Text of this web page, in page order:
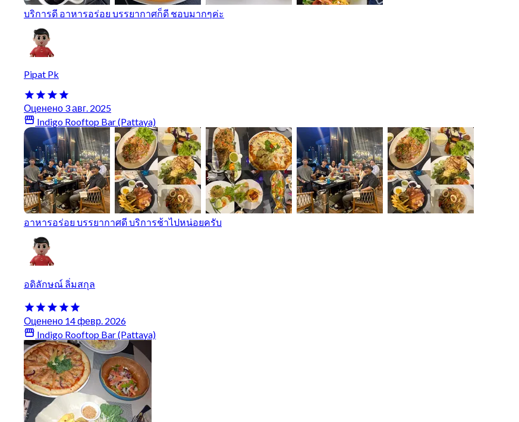
บริการดี อาหารอร่อย บรรยากาศก็ดี ชอบมากๆค่ะ
Pipat Pk
Оценено 3 авг. 2025
Indigo Rooftop Bar (Pattaya)
อาหารอร่อย บรรยากาศดี บริการช้าไปหน่อยครับ
อดิลักษณ์ ลิ่มสกุล
Оценено 14 февр. 2026
Indigo Rooftop Bar (Pattaya)